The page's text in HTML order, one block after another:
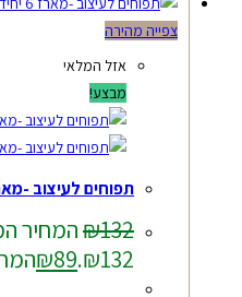
צפייה מהירה
אזל המלאי
מבצע!
תפוחים לעיצוב -מארז 6
₪132
המחיר
₪132.
₪89